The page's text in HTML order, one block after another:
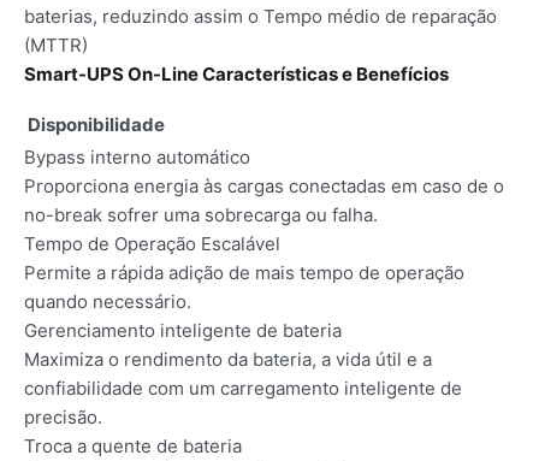
baterias, reduzindo assim o Tempo médio de reparação
(MTTR)
Smart-UPS On-Line Características e Benefícios
Disponibilidade
Bypass interno automático
Proporciona energia às cargas conectadas em caso de o
no-break sofrer uma sobrecarga ou falha.
Tempo de Operação Escalável
Permite a rápida adição de mais tempo de operação
quando necessário.
Gerenciamento inteligente de bateria
Maximiza o rendimento da bateria, a vida útil e a
confiabilidade com um carregamento inteligente de
precisão.
Troca a quente de bateria